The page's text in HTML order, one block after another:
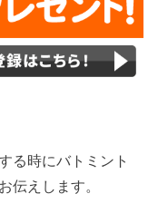
る時にバトミント
伝えします。